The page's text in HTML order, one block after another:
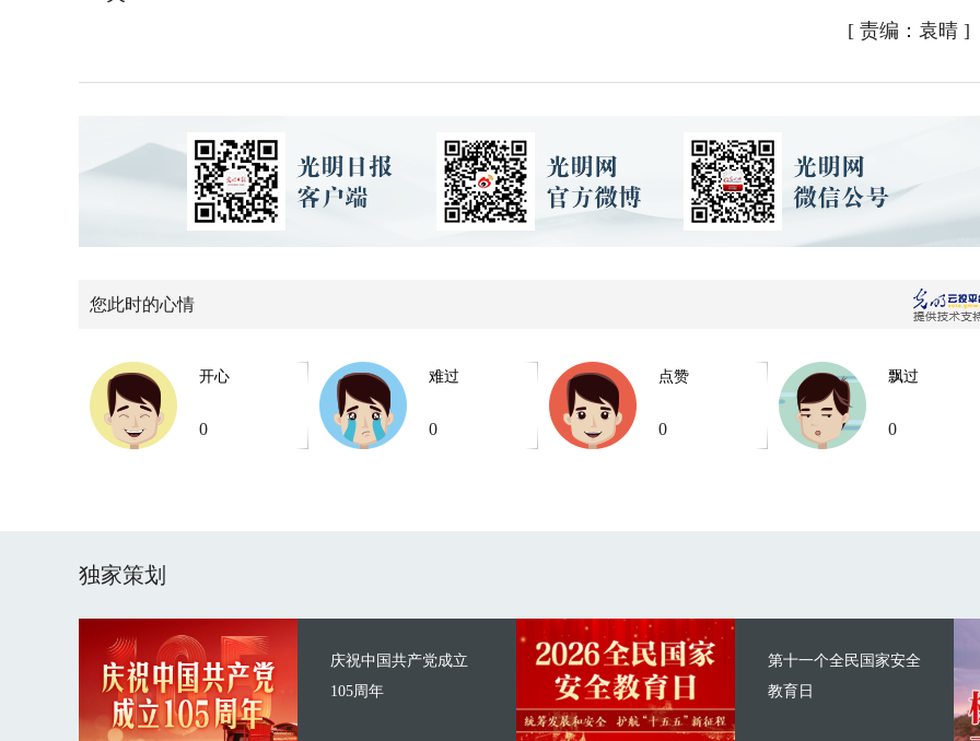
[ 责编：袁晴 ]
您此时的心情
开心
0
难过
0
点赞
0
飘过
0
独家策划
庆祝中国共产党成立
105周年
第十一个全民国家安全
教育日